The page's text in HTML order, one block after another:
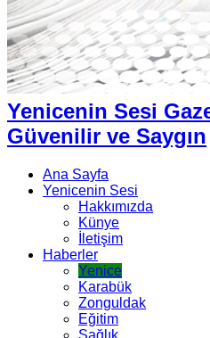
Yenicenin Sesi
Güvenilir ve Saygın
Ana Sayfa
Yenicenin Sesi
Hakkımızda
Künye
İletişim
Haberler
Yenice
Karabük
Zonguldak
Eğitim
Sağlık